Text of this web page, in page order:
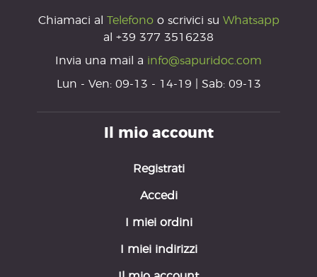
Chiamaci al Telefono o scrivici su Whatsapp
al +39 377 3516238
Invia una mail a info@sapuridoc.com
Lun - Ven: 09-13 - 14-19 | Sab: 09-13
Il mio account
Registrati
Accedi
I miei ordini
I miei indirizzi